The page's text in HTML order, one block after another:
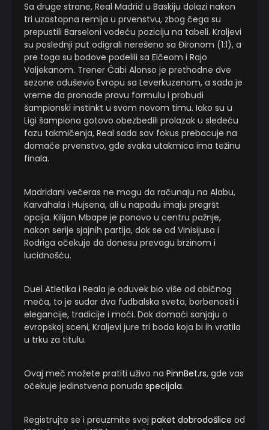
Sa druge strane, Real Madrid u Baskiju dolazi nakon
tri uzastopna remija u prvenstvu, zbog čega su
prepustili Barseloni vodeću poziciju na tabeli. Kraljevi
su poslednji put odigrali nerešeno sa Đironom (1:1), a
pre toga su bodove podelili sa Elčeom i Rajo
Valjekanom. Trener Ćabi Alonso je prethodne dve
sezone oduševio Evropu sa Leverkuzenom, a sada je
vreme da pronađe pravu formulu i probudi
šampionski instinkt u svom novom timu. Iako su u
Ligi šampiona gotovo obezbedili prolazak u sledeću
fazu takmičenja, Real sada sav fokus prebacuje na
domaće prvenstvo, gde svaka utakmica ima težinu
finala.
Madriđani večeras ne mogu da računaju na Alabu,
Karvahala i Hujsena, ali u napadu imaju pregršt
opcija. Kilijan Mbape je ponovo u centru pažnje,
nakon serije sjajnih partija, dok se od Vinisijusa i
Rodriga očekuje da donesu prevagu brzinom i
lucidnošću.
Duel Atletika i Reala je oduvek bio više od običnog
meča, to je sudar dva fudbalska sveta, borbenosti i
elegancije, tradicije i moći. Dok domaći sanjaju o
evropskoj sceni, Kraljevi jure tri boda koja bi ih vratila
u trku za titulu.
Ovaj meč možete pratiti uživo na PinnBet.rs, gde vas
očekuje jedinstvena ponuda specijala.
Registrujte se i preuzmite svoj paket dobrodošlice od